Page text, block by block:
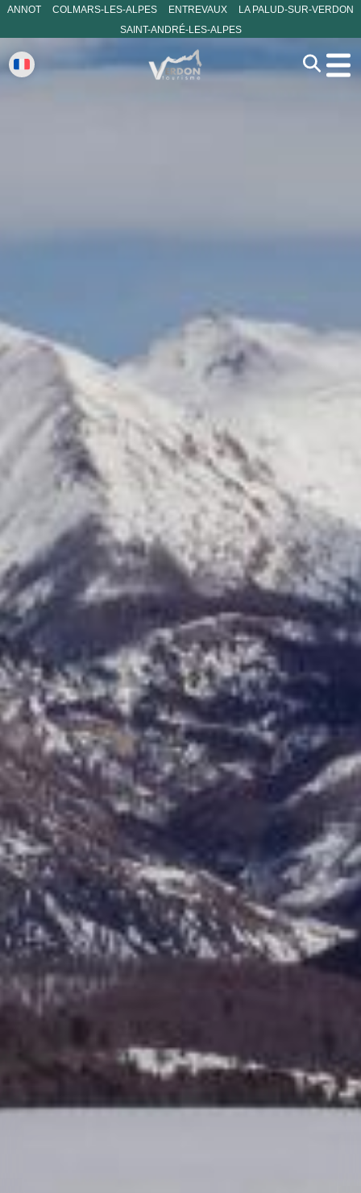
ANNOT COLMARS-LES-ALPES ENTREVAUX
LA PALUD-SUR-VERDON
SAINT-ANDRÉ-LES-ALPES